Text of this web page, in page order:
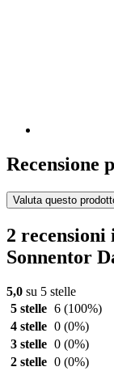
Recensione
Valuta questo
2
Sonnentor
5,0 su 5 stelle
5 stelle 6 (100%)
4 stelle 0 (0%)
3 stelle 0 (0%)
2 stelle 0 (0%)